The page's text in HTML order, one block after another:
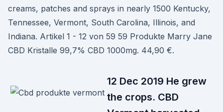
creams, patches and sprays in nearly 1500 Kentucky,
Tennessee, Vermont, South Carolina, Illinois, and
Indiana. Artikel 1 - 12 von 59 59 Produkte Marry Jane
CBD Kristalle 99,7% CBD 1000mg. 44,90 €.
12 Dec 2019 He grew
the crops. CBD